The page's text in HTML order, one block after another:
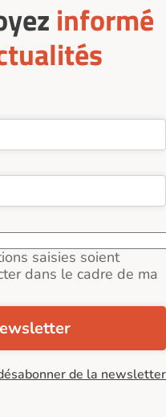
informé
saisies soient
dans le cadre de ma
de la newsletter